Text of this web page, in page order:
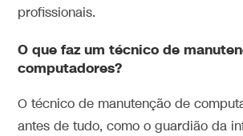
profissionais.
O que faz um técnico de
computadores?
O técnico de manutenção de
antes de tudo, como o guardião da